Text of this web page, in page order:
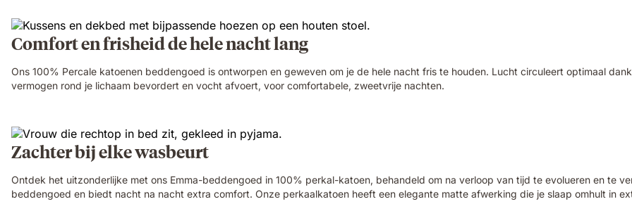
Comfort en frisheid de hele nacht lang
Ons 100% Percale katoenen beddengoed is ontworpen en geweven om je de hele nacht fris te houden. Lucht circuleert optimaal
vermogen rond je lichaam bevordert en vocht afvoert, voor comfortabele, zweetvrije nachten.
Zachter bij elke wasbeurt
Ontdek het uitzonderlijke met ons Emma-beddengoed in 100% perkal-katoen, behandeld om na verloop van tijd te evolueren en te
beddengoed en biedt nacht na nacht extra comfort. Onze perkaalkatoen heeft een elegante matte afwerking die je slaap omhult in